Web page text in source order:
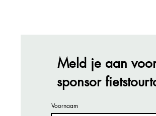
Meld je aan
sponsor
Voornaam